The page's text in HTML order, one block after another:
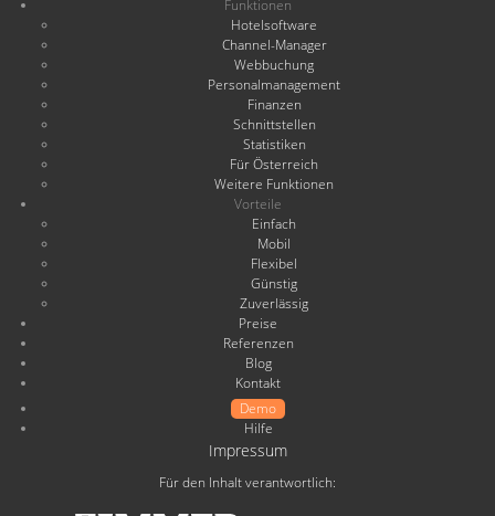
Funktionen
Hotelsoftware
Channel-Manager
Webbuchung
Personalmanagement
Finanzen
Schnittstellen
Statistiken
Für Österreich
Weitere Funktionen
Vorteile
Einfach
Mobil
Flexibel
Günstig
Zuverlässig
Preise
Referenzen
Blog
Kontakt
Demo
Hilfe
Impressum
Für den Inhalt verantwortlich: